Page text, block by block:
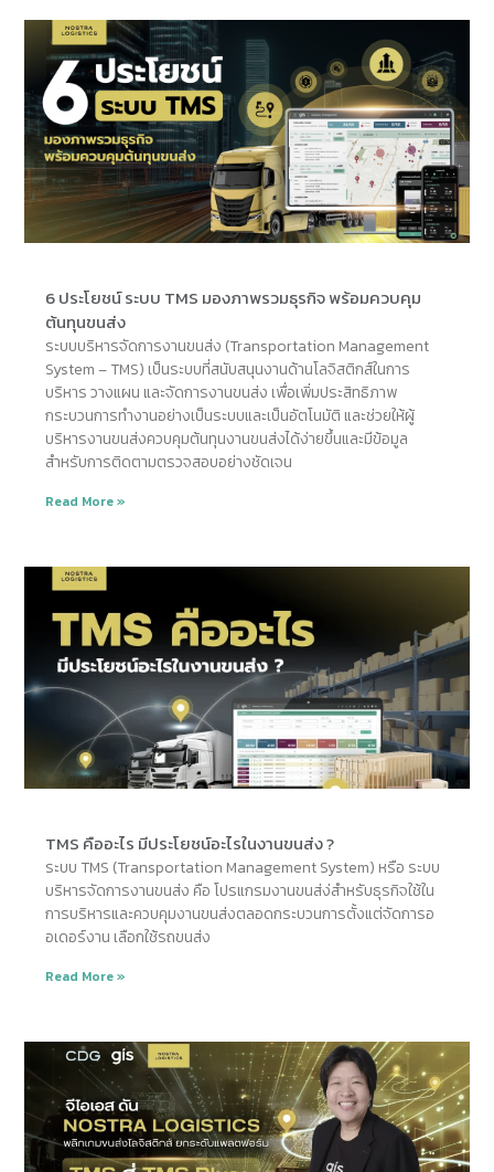
6 ประโยชน์ ระบบ TMS มองภาพรวมธุรกิจ พร้อมควบคุม
ต้นทุนขนส่ง
ระบบบริหารจัดการงานขนส่ง (Transportation Management
System – TMS) เป็นระบบที่สนับสนุนงานด้านโลจิสติกส์ในการ
บริหาร วางแผน และจัดการงานขนส่ง เพื่อเพิ่มประสิทธิภาพ
กระบวนการทำงานอย่างเป็นระบบและเป็นอัตโนมัติ และช่วยให้ผู้
บริหารงานขนส่งควบคุมต้นทุนงานขนส่งได้ง่ายขึ้นและมีข้อมูล
สำหรับการติดตามตรวจสอบอย่างชัดเจน
Read More »
TMS คืออะไร มีประโยชน์อะไรในงานขนส่ง ?
ระบบ TMS (Transportation Management System) หรือ ระบบ
บริหารจัดการงานขนส่ง คือ โปรแกรมงานขนส่ง่สำหรับธุรกิจใช้ใน
การบริหารและควบคุมงานขนส่งตลอดกระบวนการตั้งแต่จัดการอ
อเดอร์งาน เลือกใช้รถขนส่ง
Read More »